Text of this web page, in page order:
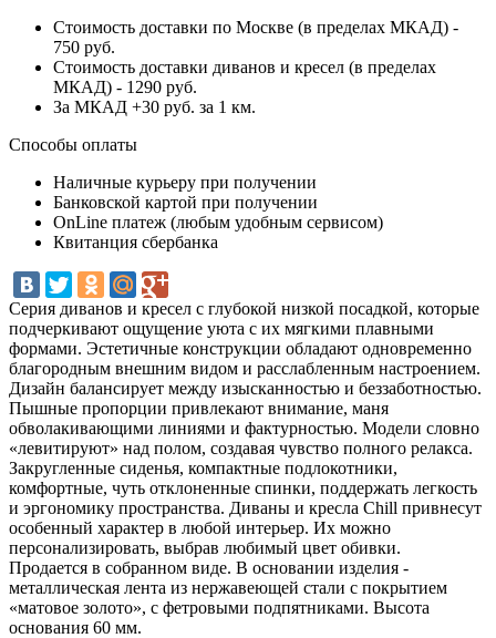
Стоимость доставки по Москве (в пределах МКАД) -
750 руб.
Стоимость доставки диванов и кресел (в пределах
МКАД) - 1290 руб.
За МКАД +30 руб. за 1 км.
Способы оплаты
Наличные курьеру при получении
Банковской картой при получении
OnLine платеж (любым удобным сервисом)
Квитанция сбербанка
Серия диванов и кресел с глубокой низкой посадкой, которые
подчеркивают ощущение уюта с их мягкими плавными
формами. Эстетичные конструкции обладают одновременно
благородным внешним видом и расслабленным настроением.
Дизайн балансирует между изысканностью и беззаботностью.
Пышные пропорции привлекают внимание, маня
обволакивающими линиями и фактурностью. Модели словно
«левитируют» над полом, создавая чувство полного релакса.
Закругленные сиденья, компактные подлокотники,
комфортные, чуть отклоненные спинки, поддержать легкость
и эргономику пространства. Диваны и кресла Chill привнесут
особенный характер в любой интерьер. Их можно
персонализировать, выбрав любимый цвет обивки.
Продается в собранном виде. В основании изделия -
металлическая лента из нержавеющей стали с покрытием
«матовое золото», с фетровыми подпятниками. Высота
основания 60 мм.